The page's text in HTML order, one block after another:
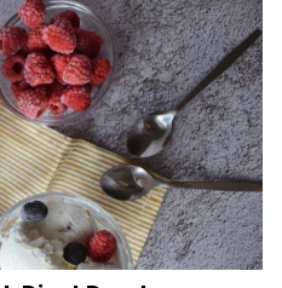
kilosuna dikkat edenler de
dondurma kaç kalori